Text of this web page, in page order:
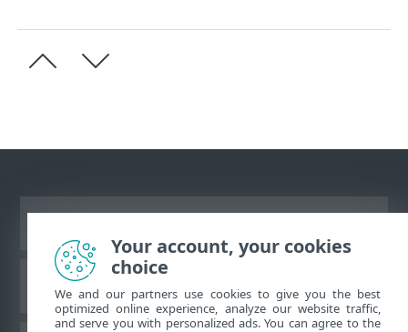
ESET-ova baza znanja
Your account, your cookies
choice
We and our partners use cookies to give you the best
optimized online experience, analyze our website traffic,
and serve you with personalized ads. You can agree to the